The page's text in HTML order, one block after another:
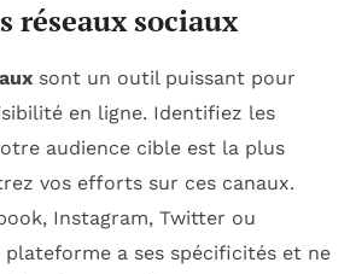
réseaux sociaux
sont un outil puissant pour
en ligne. Identifiez les
audience cible est la plus
vos efforts sur ces canaux.
Instagram, Twitter ou
plateforme a ses spécificités et ne